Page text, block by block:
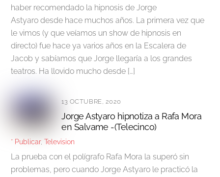
haber recomendado la hipnosis de Jorge
Astyaro desde hace muchos años. La primera vez que
le vimos (y que veíamos un show de hipnosis en
directo) fue hace ya varios años en la Escalera de
Jacob y sabíamos que Jorge llegaría a los grandes
teatros. Ha llovido mucho desde […]
13 OCTUBRE, 2020
Jorge Astyaro hipnotiza a Rafa Mora
en Salvame -(Telecinco)
* Publicar,Television
La prueba con el polígrafo Rafa Mora la superó sin
problemas, pero cuando Jorge Astyaro le practicó la